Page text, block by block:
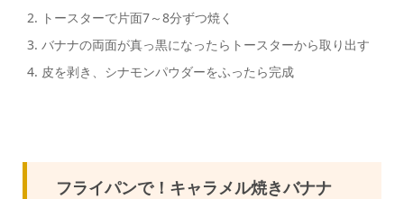
トースターで片面7～8分ずつ焼く
バナナの両面が真っ黒になったらトースターから取り出す
皮を剥き、シナモンパウダーをふったら完成
フライパンで！キャラメル焼きバナナ